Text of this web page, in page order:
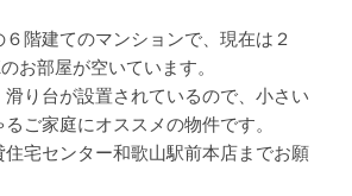
階建てのマンションで、現在は２
お部屋が空いています。
り台が設置されているので、小さい
ご家庭にオススメの物件です。
宅センター和歌山駅前本店までお願